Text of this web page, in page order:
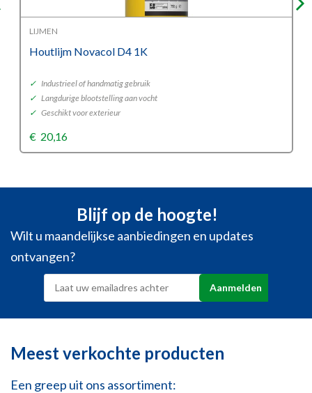
LIJMEN
Houtlijm Novacol D4 1K
✓ Industrieel of handmatig gebruik
✓ Langdurige blootstelling aan vocht
✓ Geschikt voor exterieur
€ 20,16
Blijf op de hoogte!
Wilt u maandelijkse aanbiedingen en updates
ontvangen?
Meest verkochte producten
Een greep uit ons assortiment: